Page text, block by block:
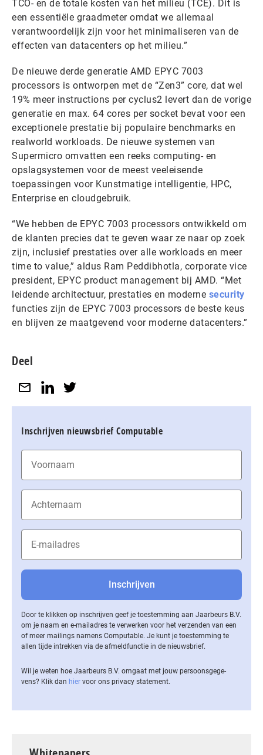
TCO- en de totale kosten van het milieu (TCE). Dit is
een essentiële graadmeter omdat we allemaal
verantwoordelijk zijn voor het minimaliseren van de
effecten van datacenters op het milieu.”
De nieuwe derde generatie AMD EPYC 7003
processors is ontworpen met de “Zen3” core, dat wel
19% meer instructions per cyclus2 levert dan de vorige
generatie en max. 64 cores per socket bevat voor een
exceptionele prestatie bij populaire benchmarks en
realworld workloads. De nieuwe systemen van
Supermicro omvatten een reeks computing- en
opslagsystemen voor de meest veeleisende
toepassingen voor Kunstmatige intelligentie, HPC,
Enterprise en cloudgebruik.
“We hebben de EPYC 7003 processors ontwikkeld om
de klanten precies dat te geven waar ze naar op zoek
zijn, inclusief prestaties over alle workloads en meer
time to value,” aldus Ram Peddibhotla, corporate vice
president, EPYC product management bij AMD. “Met
leidende architectuur, prestaties en moderne security
functies zijn de EPYC 7003 processors de beste keus
en blijven ze maatgevend voor moderne datacenters.”
Deel
Inschrijven nieuwsbrief Computable
Door te klikken op inschrijven geef je toestemming aan Jaarbeurs B.V.
om je naam en e-mailadres te verwerken voor het verzenden van een
of meer mailings namens Computable. Je kunt je toestemming te
allen tijde intrekken via de af­meld­func­tie in de nieuwsbrief.
Wil je weten hoe Jaarbeurs B.V. omgaat met jouw per­soons­ge­ge­
vens? Klik dan hier voor ons privacy statement.